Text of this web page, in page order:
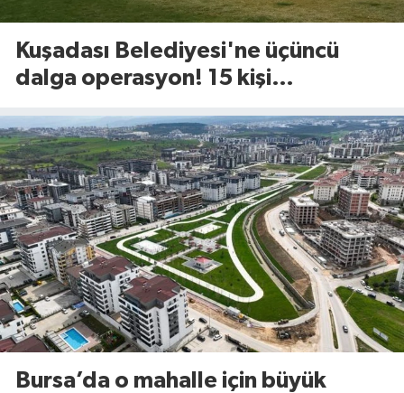
Kuşadası Belediyesi'ne üçüncü
dalga operasyon! 15 kişi
Bursa’da o mahalle için büyük